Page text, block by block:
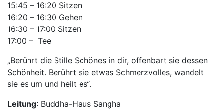
15:45 – 16:20 Sitzen
16:20 – 16:30 Gehen
16:30 – 17:00 Sitzen
17:00 – Tee
„Berührt die Stille Schönes in dir, offenbart sie dessen
Schönheit. Berührt sie etwas Schmerzvolles, wandelt
sie es um und heilt es“.
Leitung: Buddha-Haus Sangha